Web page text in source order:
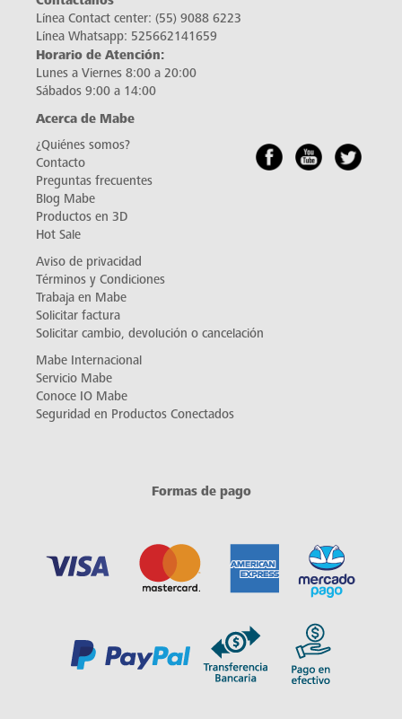
Línea Contact center: (55) 9088 6223
Línea Whatsapp: 525662141659
Horario de Atención:
Lunes a Viernes 8:00 a 20:00
Sábados 9:00 a 14:00
Acerca de Mabe
¿Quiénes somos?
Contacto
Preguntas frecuentes
Blog Mabe
Productos en 3D
Hot Sale
Aviso de privacidad
Términos y Condiciones
Trabaja en Mabe
Solicitar factura
Solicitar cambio, devolución o cancelación
Mabe Internacional
Servicio Mabe
Conoce IO Mabe
Seguridad en Productos Conectados
Formas de pago